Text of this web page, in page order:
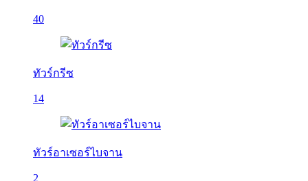
40
ทัวร์กรีซ
14
ทัวร์อาเซอร์ไบจาน
2